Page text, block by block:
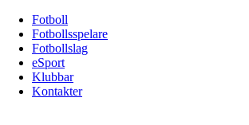
Fotboll
Fotbollsspelare
Fotbollslag
eSport
Klubbar
Kontakter